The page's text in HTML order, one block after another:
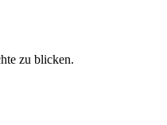
zu blicken.